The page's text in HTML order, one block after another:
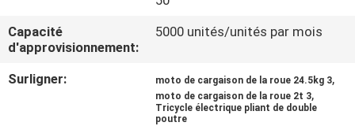
QUALITÉ
CONTACTEZ-
Capacité
d'approvisionnement:
5000 unités/unités par mois
Surligner: moto de cargaison de la roue 24.5kg 3,
moto de cargaison de la roue 2t 3,
Tricycle électrique pliant de double
poutre